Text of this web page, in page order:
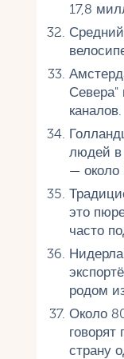
17,8
Севера"
каналов.
людей в
— около
это
часто
родом
Около
говорят
страну